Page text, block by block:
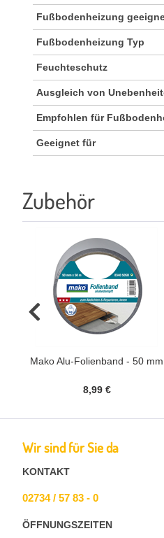
Fußbodenheizung
Fußbodenheizung Typ
Feuchteschutz
Ausgleich von
Empfohlen für
Geeignet für
Zubehör
Mako Alu-Folienband - 50 mm
8,99 €
Wir sind für Sie da
KONTAKT
02734 / 57 83 - 0
ÖFFNUNGSZEITEN